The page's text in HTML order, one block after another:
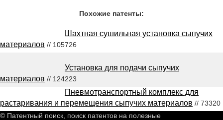
Похожие патенты:
Шахтная сушильная установка сыпучих
материалов // 105726
Установка для подачи сыпучих
материалов // 124223
Пневмотранспортный комплекс для
растаривания и перемещения сыпучих материалов // 73320
© Патентный поиск, поиск патентов на полезные